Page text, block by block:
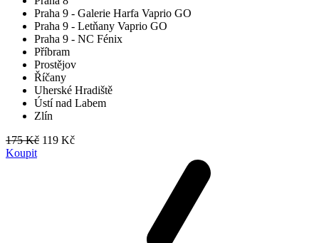
Praha 9 - Galerie Harfa Vaprio GO
Praha 9 - Letňany Vaprio GO
Praha 9 - NC Fénix
Příbram
Prostějov
Říčany
Uherské Hradiště
Ústí nad Labem
Zlín
175 Kč 119 Kč
Koupit